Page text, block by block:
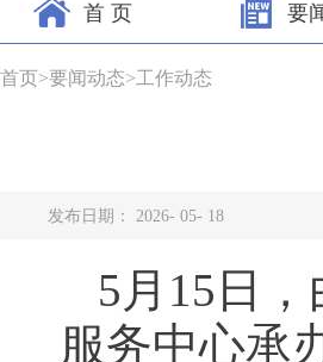
首 页 要
首页>要闻动态>工作动态
发布日期： 2026- 05- 18
5月15日
服务中心承